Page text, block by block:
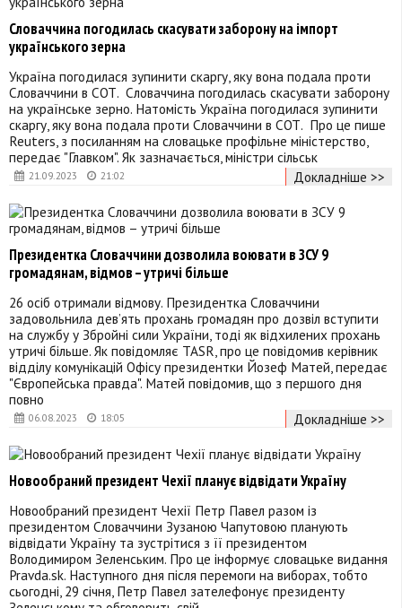
21.09.2023 21:02
Словаччина погодилась скасувати заборону на імпорт
українського зерна
Україна погодилася зупинити скаргу, яку вона подала проти
Словаччини в СОТ. Словаччина погодилась скасувати заборону
на українське зерно. Натомість Україна погодилася зупинити
скаргу, яку вона подала проти Словаччини в СОТ. Про це пише
Reuters, з посиланням на словацьке профільне міністерство,
передає "Главком". Як зазначається, міністри сільськ
Докладніше >>
06.08.2023 18:05
Президентка Словаччини дозволила воювати в ЗСУ 9
громадянам, відмов – утричі більше
26 осіб отримали відмову. Президентка Словаччини
задовольнила дев’ять прохань громадян про дозвіл вступити
на службу у Збройні сили України, тоді як відхилених прохань
утричі більше. Як повідомляє TASR, про це повідомив керівник
відділу комунікацій Офісу президентки Йозеф Матей, передає
"Європейська правда". Матей повідомив, що з першого дня
повно
Докладніше >>
Новообраний президент Чехії планує відвідати Україну
Новообраний президент Чехії Петр Павел разом із
президентом Словаччини Зузаною Чапутовою планують
відвідати Україну та зустрітися з її президентом
Володимиром Зеленським. Про це інформує словацьке видання
Pravda.sk. Наступного дня після перемоги на виборах, тобто
сьогодні, 29 січня, Петр Павел зателефонує президенту